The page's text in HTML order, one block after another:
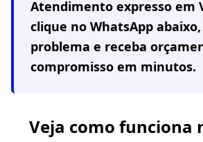
Atendimento expresso em
clique no WhatsApp
problema e receba
compromisso em minutos.
Veja como funciona